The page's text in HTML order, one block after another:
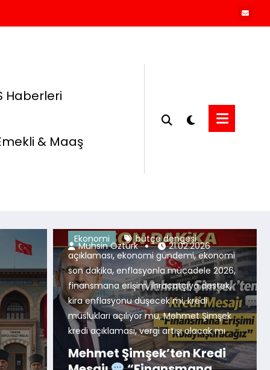
Haberleri
& Maaş
Muhsin Öztürk 06.08.2026
Ekonomi
bütçe dengesi
açıklaması,ekonomi gündemi,ekonomi
son dakika, enflasyonla mücadele 2026,
finansmana erişim,ihracatçıya destek,
kira enflasyonu düşecek mi,kredi
muslukları açılıyor mu,Mehmet Şimşek
kredi açıklaması,vergi artışı olacak mı
Mehmet Şimşek’ten Kredi
Muhsin Öztürk 21.02.2026